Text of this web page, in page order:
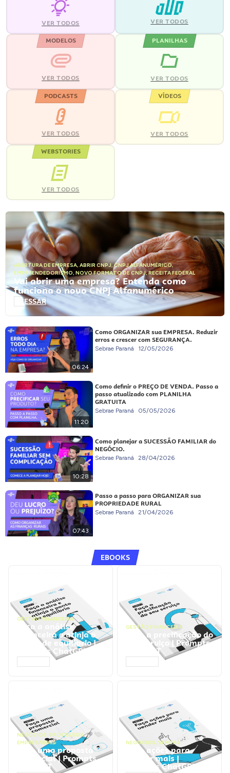
VER TODOS VER TODOS
MODELOS
VER TODOS
PLANILHAS
VER TODOS
PODCASTS
VER TODOS
VÍDEOS
VER TODOS
WEBSTORIES
VER TODOS
ABERTURA DE EMPRESA, ABRIR CNPJ,CNPJ ALFANUMÉRICO,
EMPREENDEDORISMO, NOVO FORMATO DE CNPJ,RECEITA FEDERAL
Vai abrir uma empresa? Entenda como
funciona o novo CNPJ Alfanumérico
ACESSAR
06:24
Como ORGANIZAR sua EMPRESA. Reduzir
erros e crescer com SEGURANÇA.
Sebrae Paraná 12/05/2026
11:20
Como definir o PREÇO DE VENDA. Passo a
passo atualizado com PLANILHA
GRATUITA
Sebrae Paraná 05/05/2026
10:28
Como planejar a SUCESSÃO FAMILIAR do
NEGÓCIO.
Sebrae Paraná 28/04/2026
07:43
Passo a passo para ORGANIZAR sua
PROPRIEDADE RURAL
Sebrae Paraná 21/04/2026
EBOOKS
GESTÃO FINANCEIRA
Faça a análise
financeira e atinja o
ponto de equilíbrio |
Prompts ChatGPT
GESTÃO FINANCEIRA
Faça a precificação do
seu serviço | Prompts
ChatGPT
NEGÓCIOS, PROCESSOS
EMPRESARIAIS
Faça uma proposta
comercial | Prompts
ChatGPT
NEGÓCIOS, VENDAS
Faça ações para
vender mais |
Prompts ChatGPT